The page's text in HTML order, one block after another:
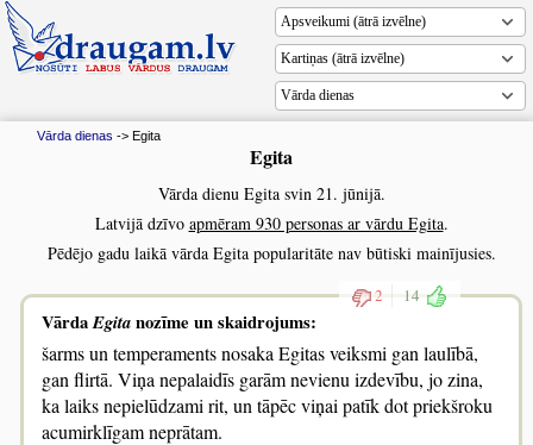
Vārda dienas
Vārda dienas -> Egita
Egita
Vārda dienu Egita svin 21. jūnijā.
Latvijā dzīvo apmēram 930 personas ar vārdu Egita.
Pēdējo gadu laikā vārda Egita popularitāte nav būtiski mainījusies.
2 14
VārdaEgitanozīme un skaidrojums:
šarms un temperaments nosaka Egitas veiksmi gan laulībā,
gan flirtā. Viņa nepalaidīs garām nevienu izdevību, jo zina,
ka laiks nepielūdzami rit, un tāpēc viņai patīk dot priekšroku
acumirklīgam neprātam.